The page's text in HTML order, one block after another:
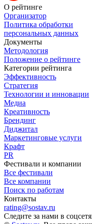
О рейтинге
Организатор
Политика обработки
персональных данных
Документы
Методология
Положение о рейтинге
Категории рейтинга
Эффективность
Стратегия
Технологии и инновации
Медиа
Креативность
Брендинг
Диджитал
Маркетинговые услуги
Крафт
PR
Фестивали и компании
Все фестивали
Все компании
Поиск по работам
Контакты
rating@sostav.ru
Следите за нами в